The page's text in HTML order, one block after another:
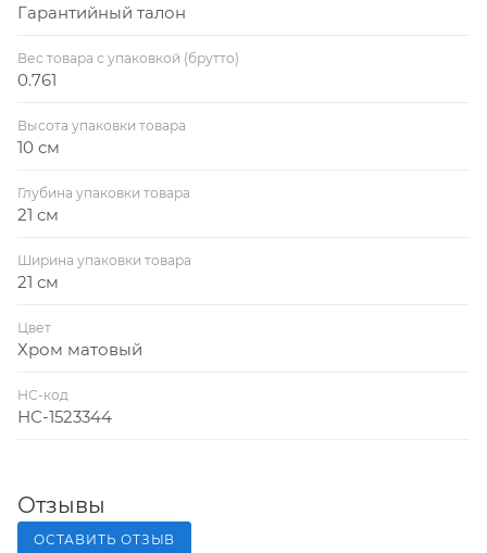
Гарантийный талон
Вес товара с упаковкой (брутто)
0.761
Высота упаковки товара
10 см
Глубина упаковки товара
21 см
Ширина упаковки товара
21 см
Цвет
Хром матовый
НС-код
НС-1523344
Отзывы
ОСТАВИТЬ ОТЗЫВ